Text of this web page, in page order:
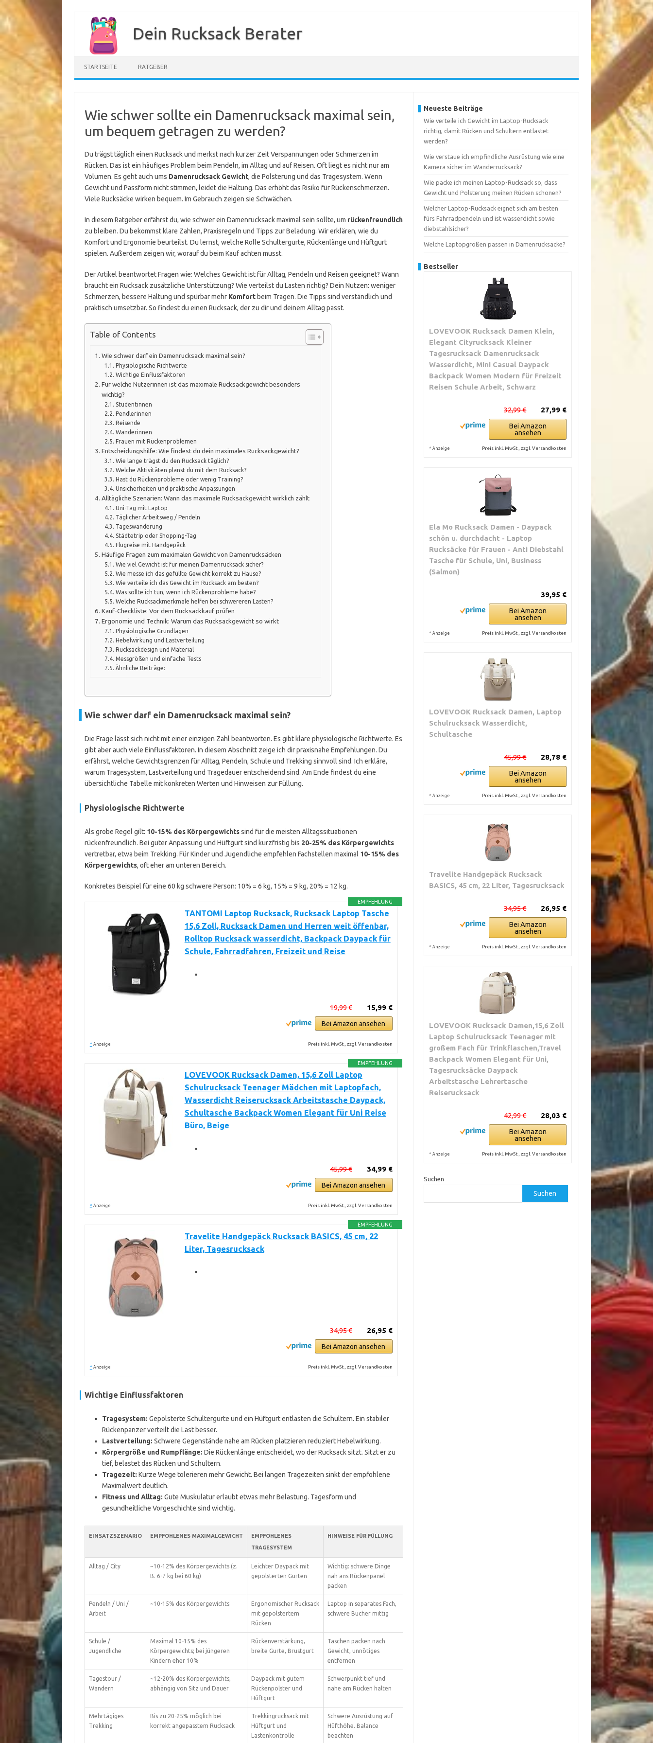
springen
Dein Rucksack Berater
STARTSEITE RATGEBER
Wie schwer sollte ein Damenrucksack maximal sein,
um bequem getragen zu werden?
Du trägst täglich einen Rucksack und merkst nach kurzer Zeit Verspannungen oder Schmerzen im
Rücken. Das ist ein häufiges Problem beim Pendeln, im Alltag und auf Reisen. Oft liegt es nicht nur am
Volumen. Es geht auch ums Damenrucksack Gewicht, die Polsterung und das Tragesystem. Wenn
Gewicht und Passform nicht stimmen, leidet die Haltung. Das erhöht das Risiko für Rückenschmerzen.
Viele Rucksäcke wirken bequem. Im Gebrauch zeigen sie Schwächen.
In diesem Ratgeber erfährst du, wie schwer ein Damenrucksack maximal sein sollte, um rückenfreundlich
zu bleiben. Du bekommst klare Zahlen, Praxisregeln und Tipps zur Beladung. Wir erklären, wie du
Komfort und Ergonomie beurteilst. Du lernst, welche Rolle Schultergurte, Rückenlänge und Hüftgurt
spielen. Außerdem zeigen wir, worauf du beim Kauf achten musst.
Der Artikel beantwortet Fragen wie: Welches Gewicht ist für Alltag, Pendeln und Reisen geeignet? Wann
braucht ein Rucksack zusätzliche Unterstützung? Wie verteilst du Lasten richtig? Dein Nutzen: weniger
Schmerzen, bessere Haltung und spürbar mehr Komfortbeim Tragen. Die Tipps sind verständlich und
praktisch umsetzbar. So findest du einen Rucksack, der zu dir und deinem Alltag passt.
Table of Contents
Wie schwer darf ein Damenrucksack maximal sein?
Physiologische Richtwerte
Wichtige Einflussfaktoren
Für welche Nutzerinnen ist das maximale Rucksackgewicht besonders
wichtig?
Studentinnen
Pendlerinnen
Reisende
Wanderinnen
Frauen mit Rückenproblemen
Entscheidungshilfe: Wie findest du dein maximales Rucksackgewicht?
Wie lange trägst du den Rucksack täglich?
Welche Aktivitäten planst du mit dem Rucksack?
Hast du Rückenprobleme oder wenig Training?
Unsicherheiten und praktische Anpassungen
Alltägliche Szenarien: Wann das maximale Rucksackgewicht wirklich zählt
Uni-Tag mit Laptop
Täglicher Arbeitsweg / Pendeln
Tageswanderung
Städtetrip oder Shopping-Tag
Flugreise mit Handgepäck
Häufige Fragen zum maximalen Gewicht von Damenrucksäcken
Wie viel Gewicht ist für meinen Damenrucksack sicher?
Wie messe ich das gefüllte Gewicht korrekt zu Hause?
Wie verteile ich das Gewicht im Rucksack am besten?
Was sollte ich tun, wenn ich Rückenprobleme habe?
Welche Rucksackmerkmale helfen bei schwereren Lasten?
Kauf-Checkliste: Vor dem Rucksackkauf prüfen
Ergonomie und Technik: Warum das Rucksackgewicht so wirkt
Physiologische Grundlagen
Hebelwirkung und Lastverteilung
Rucksackdesign und Material
Messgrößen und einfache Tests
Ähnliche Beiträge:
Wie schwer darf ein Damenrucksack maximal sein?
Die Frage lässt sich nicht mit einer einzigen Zahl beantworten. Es gibt klare physiologische Richtwerte. Es
gibt aber auch viele Einflussfaktoren. In diesem Abschnitt zeige ich dir praxisnahe Empfehlungen. Du
erfährst, welche Gewichtsgrenzen für Alltag, Pendeln, Schule und Trekking sinnvoll sind. Ich erkläre,
warum Tragesystem, Lastverteilung und Tragedauer entscheidend sind. Am Ende findest du eine
übersichtliche Tabelle mit konkreten Werten und Hinweisen zur Füllung.
Physiologische Richtwerte
Als grobe Regel gilt: 10-15% des Körpergewichtssind für die meisten Alltagssituationen
rückenfreundlich. Bei guter Anpassung und Hüftgurt sind kurzfristig bis 20-25% des Körpergewichts
vertretbar, etwa beim Trekking. Für Kinder und Jugendliche empfehlen Fachstellen maximal 10-15% des
Körpergewichts, oft eher am unteren Bereich.
Konkretes Beispiel für eine 60 kg schwere Person: 10% = 6 kg, 15% = 9 kg, 20% = 12 kg.
EMPFEHLUNG
TANTOMI Laptop Rucksack, Rucksack Laptop Tasche
15,6 Zoll, Rucksack Damen und Herren weit öffenbar,
Rolltop Rucksack wasserdicht, Backpack Daypack für
Schule, Fahrradfahren, Freizeit und Reise
15,99 €
19,99 €
Bei Amazon ansehen
* Anzeige Preis inkl. MwSt., zzgl. Versandkosten
EMPFEHLUNG
LOVEVOOK Rucksack Damen, 15,6 Zoll Laptop
Schulrucksack Teenager Mädchen mit Laptopfach,
Wasserdicht Reiserucksack Arbeitstasche Daypack,
Schultasche Backpack Women Elegant für Uni Reise
Büro, Beige
34,99 €
45,99 €
Bei Amazon ansehen
* Anzeige Preis inkl. MwSt., zzgl. Versandkosten
EMPFEHLUNG
Travelite Handgepäck Rucksack BASICS, 45 cm, 22
Liter, Tagesrucksack
26,95 €
34,95 €
Bei Amazon ansehen
* Anzeige Preis inkl. MwSt., zzgl. Versandkosten
Wichtige Einflussfaktoren
Tragesystem: Gepolsterte Schultergurte und ein Hüftgurt entlasten die Schultern. Ein stabiler
Rückenpanzer verteilt die Last besser.
Lastverteilung: Schwere Gegenstände nahe am Rücken platzieren reduziert Hebelwirkung.
Körpergröße und Rumpflänge: Die Rückenlänge entscheidet, wo der Rucksack sitzt. Sitzt er zu
tief, belastet das Rücken und Schultern.
Tragezeit: Kurze Wege tolerieren mehr Gewicht. Bei langen Tragezeiten sinkt der empfohlene
Maximalwert deutlich.
Fitness und Alltag: Gute Muskulatur erlaubt etwas mehr Belastung. Tagesform und
gesundheitliche Vorgeschichte sind wichtig.
EINSATZSZENARIO EMPFOHLENES MAXIMALGEWICHT
EMPFOHLENES
TRAGESYSTEM
HINWEISE FÜR FÜLLUNG
Alltag / City
~10-12% des Körpergewichts (z.
B. 6-7 kg bei 60 kg)
Leichter Daypack mit
gepolsterten Gurten
Wichtig: schwere Dinge
nah ans Rückenpanel
packen
Pendeln / Uni /
Arbeit
~10-15% des Körpergewichts
Ergonomischer Rucksack
mit gepolstertem
Rücken
Laptop in separates Fach,
schwere Bücher mittig
Schule /
Jugendliche
Maximal 10-15% des
Körpergewichts; bei jüngeren
Kindern eher 10%
Rückenverstärkung,
breite Gurte, Brustgurt
Taschen packen nach
Gewicht, unnötiges
entfernen
Tagestour /
Wandern
~12-20% des Körpergewichts,
abhängig von Sitz und Dauer
Daypack mit gutem
Rückenpolster und
Hüftgurt
Schwerpunkt tief und
nahe am Rücken halten
Mehrtägiges
Trekking
Bis zu 20-25% möglich bei
korrekt angepasstem Rucksack
Trekkingrucksack mit
Hüftgurt und
Lastenkontrolle
Schwere Ausrüstung auf
Hüfthöhe. Balance
beachten
Neueste Beiträge
Wie verteile ich Gewicht im Laptop-Rucksack
richtig, damit Rücken und Schultern entlastet
werden?
Wie verstaue ich empfindliche Ausrüstung wie eine
Kamera sicher im Wanderrucksack?
Wie packe ich meinen Laptop-Rucksack so, dass
Gewicht und Polsterung meinen Rücken schonen?
Welcher Laptop-Rucksack eignet sich am besten
fürs Fahrradpendeln und ist wasserdicht sowie
diebstahlsicher?
Welche Laptopgrößen passen in Damenrucksäcke?
Bestseller
LOVEVOOK Rucksack Damen Klein,
Elegant Cityrucksack Kleiner
Tagesrucksack Damenrucksack
Wasserdicht, Mini Casual Daypack
Backpack Women Modern für Freizeit
Reisen Schule Arbeit, Schwarz
27,99 €
32,99 €
Bei Amazon
ansehen
* Anzeige Preis inkl. MwSt., zzgl. Versandkosten
Ela Mo Rucksack Damen - Daypack
schön u. durchdacht - Laptop
Rucksäcke für Frauen - Anti Diebstahl
Tasche für Schule, Uni, Business
(Salmon)
39,95 €
Bei Amazon
ansehen
* Anzeige Preis inkl. MwSt., zzgl. Versandkosten
LOVEVOOK Rucksack Damen, Laptop
Schulrucksack Wasserdicht,
Schultasche
28,78 €
45,99 €
Bei Amazon
ansehen
* Anzeige Preis inkl. MwSt., zzgl. Versandkosten
Travelite Handgepäck Rucksack
BASICS, 45 cm, 22 Liter, Tagesrucksack
26,95 €
34,95 €
Bei Amazon
ansehen
* Anzeige Preis inkl. MwSt., zzgl. Versandkosten
LOVEVOOK Rucksack Damen,15,6 Zoll
Laptop Schulrucksack Teenager mit
großem Fach für Trinkflaschen,Travel
Backpack Women Elegant für Uni,
Tagesrucksäcke Daypack
Arbeitstasche Lehrertasche
Reiserucksack
28,03 €
42,99 €
Bei Amazon
ansehen
* Anzeige Preis inkl. MwSt., zzgl. Versandkosten
Suchen
Suchen